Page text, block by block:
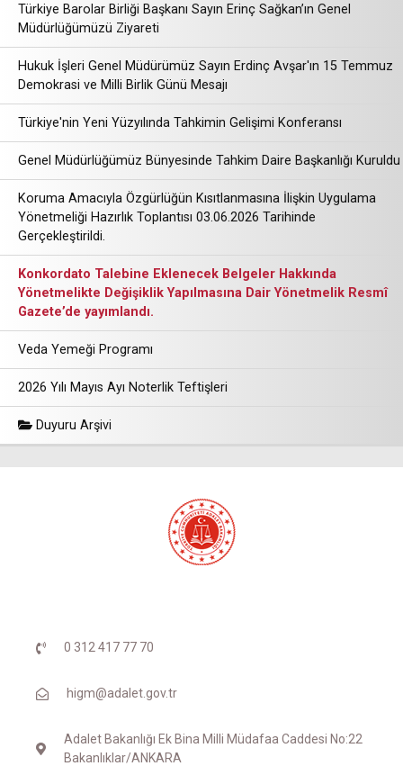
Türkiye Barolar Birliği Başkanı Sayın Erinç Sağkan’ın Genel
Müdürlüğümüzü Ziyareti
Hukuk İşleri Genel Müdürümüz Sayın Erdinç Avşar'ın 15 Temmuz
Demokrasi ve Milli Birlik Günü Mesajı
Türkiye'nin Yeni Yüzyılında Tahkimin Gelişimi Konferansı
Genel Müdürlüğümüz Bünyesinde Tahkim Daire Başkanlığı Kuruldu
Koruma Amacıyla Özgürlüğün Kısıtlanmasına İlişkin Uygulama
Yönetmeliği Hazırlık Toplantısı 03.06.2026 Tarihinde
Gerçekleştirildi.
Konkordato Talebine Eklenecek Belgeler Hakkında
Yönetmelikte Değişiklik Yapılmasına Dair Yönetmelik Resmî
Gazete’de yayımlandı.
Veda Yemeği Programı
2026 Yılı Mayıs Ayı Noterlik Teftişleri
Duyuru Arşivi
0 312 417 77 70
higm@adalet.gov.tr
Adalet Bakanlığı Ek Bina Milli Müdafaa Caddesi No:22
Bakanlıklar/ANKARA